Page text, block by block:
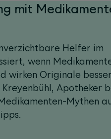
mit
Helfer im
wenn
wirken Originale besser
Apotheker
Mythen